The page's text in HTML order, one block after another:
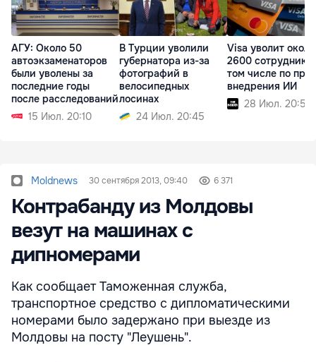
АГУ: Около 50
автоэкзаменаторов
были уволены за
последние годы
после расследований
15 Июл. 20:10
В Турции уволили
губернатора из-за
фотографий в
велосипедных
лосинах
24 Июл. 20:45
Visa уволит около
2600
том числе по
внедрения ИИ
28 Июл. 20:56
Moldnews 30 сентября 2013, 09:40 6 371
Контрабанду из Молдовы
везут на машинах с
дипномерами
Как сообщает Таможенная служба,
транспортное средство с дипломатическими
номерами было задержано при выезде из
Молдовы на посту "Леушень".